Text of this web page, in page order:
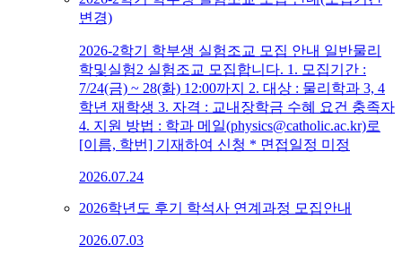
변경)
2026-2학기 학부생 실험조교 모집 안내 일반물리
학및실험2 실험조교 모집합니다. 1. 모집기간 :
7/24(금) ~ 28(화) 12:00까지 2. 대상 : 물리학과 3, 4
학년 재학생 3. 자격 : 교내장학금 수혜 요건 충족자
4. 지원 방법 : 학과 메일(physics@catholic.ac.kr)로
[이름, 학번] 기재하여 신청 * 면접일정 미정
2026.07.24
2026학년도 후기 학석사 연계과정 모집안내
2026.07.03